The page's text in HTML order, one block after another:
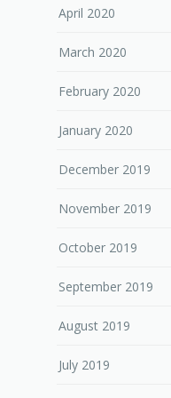
April 2020
March 2020
February 2020
January 2020
December 2019
November 2019
October 2019
September 2019
August 2019
July 2019